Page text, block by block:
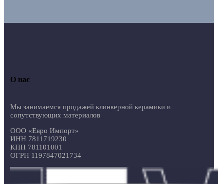
О нас
Мы занимаемся продажей клинкерной керамики и
сопутствующих материалов
ООО «Евро Импорт»
ИНН 7811719230
КПП 781101001
ОГРН 1197847021734